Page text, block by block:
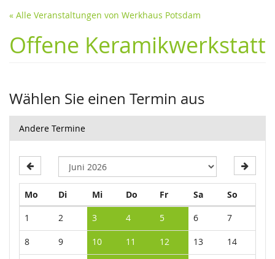
« Alle Veranstaltungen von Werkhaus Potsdam
Offene Keramikwerkstatt
Wählen Sie einen Termin aus
Andere Termine
Mo Montag
DiDienstag
MiMittwoch
Do Donnerstag
FrFreitagSaSamstag
So
1 2 3 4 5 6 7
8 9 10 11 12 13 14